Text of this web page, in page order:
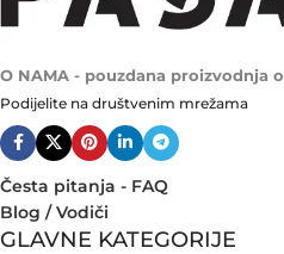
O NAMA - pouzdana proizvodnja
Podijelite na društvenim mrežama
Česta pitanja - FAQ
Blog / Vodiči
GLAVNE KATEGORIJE